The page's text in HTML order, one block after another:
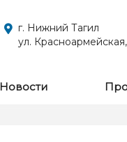
г. Нижний Тагил
ул.
Новости